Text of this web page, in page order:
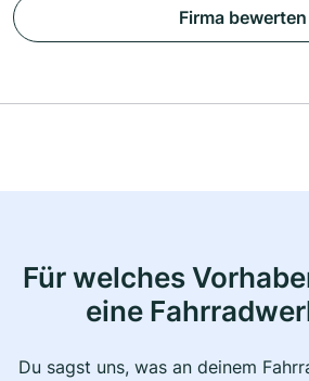
Firma bewerten
Für welches
eine
Du sagst uns, was an deinem